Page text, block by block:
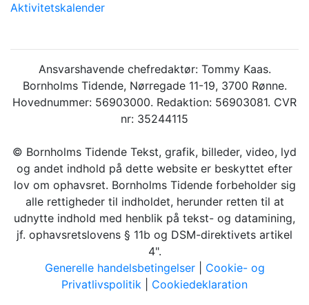
Aktivitetskalender
Ansvarshavende chefredaktør: Tommy Kaas.
Bornholms Tidende, Nørregade 11-19, 3700 Rønne.
Hovednummer: 56903000. Redaktion: 56903081. CVR
nr: 35244115
© Bornholms Tidende Tekst, grafik, billeder, video, lyd
og andet indhold på dette website er beskyttet efter
lov om ophavsret. Bornholms Tidende forbeholder sig
alle rettigheder til indholdet, herunder retten til at
udnytte indhold med henblik på tekst- og datamining,
jf. ophavsretslovens § 11b og DSM-direktivets artikel
4".
Generelle handelsbetingelser| Cookie- og
Privatlivspolitik
Cookiedeklaration